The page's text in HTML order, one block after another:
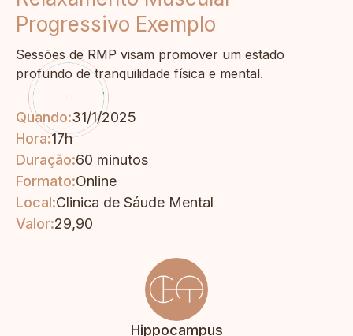
Progressivo Exemplo
Sessões de RMP visam promover um estado
profundo de tranquilidade física e mental.
Quando:31/1/2025
Hora:17h
Duração:60 minutos
Formato:Online
Local:Clinica de Sáude Mental
Valor:29,90
Hippocampus